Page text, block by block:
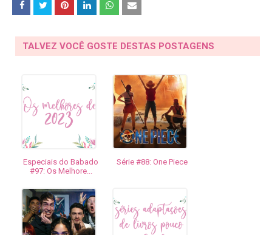
TALVEZ VOCÊ GOSTE DESTAS POSTAGENS
Especiais do Babado
#97: Os Melhore...
Série #88: One Piece